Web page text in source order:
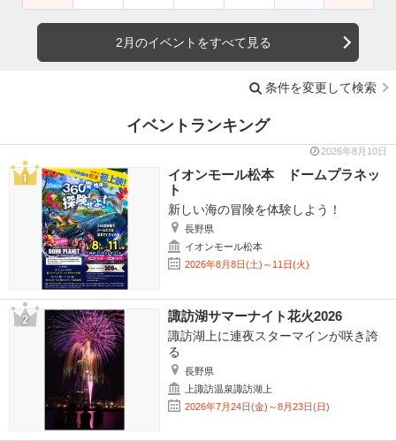
2月のイベントをすべて見る
条件を変更して検索
イベントランキング
2026年8月10日
イオンモール松本 ドームプラネッ
ト
新しい海の冒険を体験しよう！
長野県
イオンモール松本
2026年8月8日(土)～11日(火)
諏訪湖サマーナイト花火2026
諏訪湖上に連夜スターマインが咲き誇
る
長野県
上諏訪温泉諏訪湖上
2026年7月24日(金)～8月23日(日)